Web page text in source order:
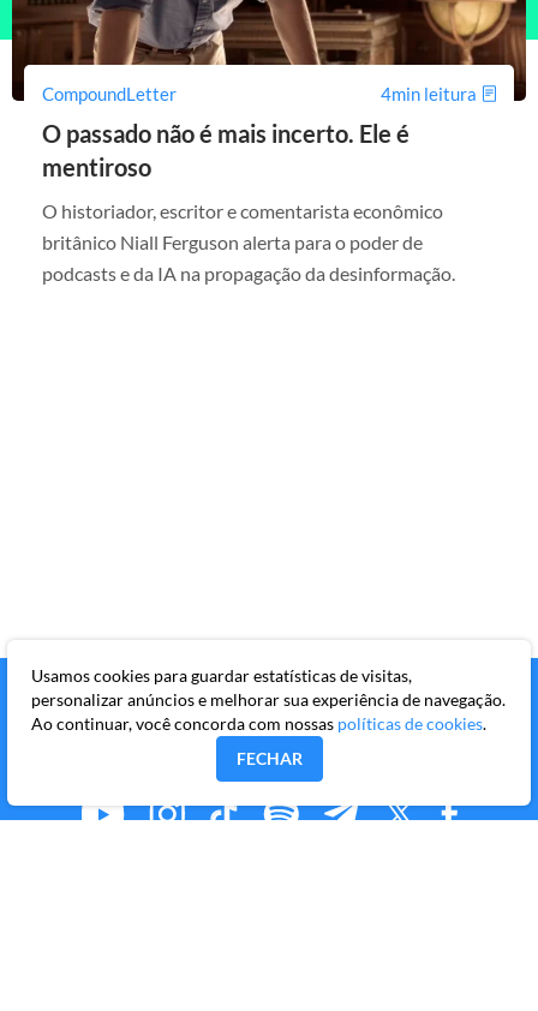
CompoundLetter 4min leitura
O passado não é mais incerto. Ele é
mentiroso
O historiador, escritor e comentarista econômico
britânico Niall Ferguson alerta para o poder de
podcasts e da IA na propagação da desinformação.
Usamos cookies para guardar estatísticas de visitas,
personalizar anúncios e melhorar sua experiência de navegação.
Ao continuar, você concorda com nossas políticas de cookies.
FECHAR